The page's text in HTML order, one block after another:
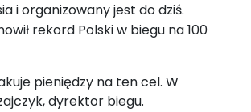
i organizowany jest do dziś.
rekord Polski w biegu na 100
pieniędzy na ten cel. W
dyrektor biegu.